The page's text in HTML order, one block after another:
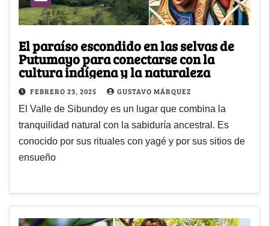
El paraíso escondido en las selvas de
Putumayo para conectarse con la
cultura indígena y la naturaleza
FEBRERO 23, 2025 GUSTAVO MÁRQUEZ
El Valle de Sibundoy es un lugar que combina la
tranquilidad natural con la sabiduría ancestral. Es
conocido por sus rituales con yagé y por sus sitios de
ensueño